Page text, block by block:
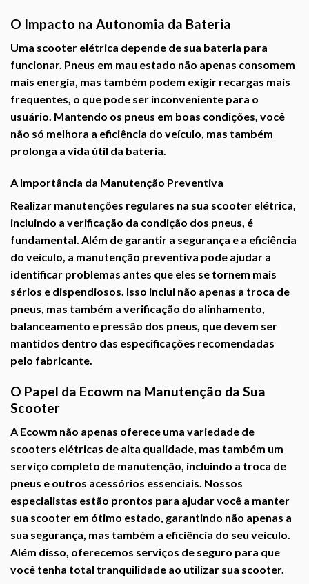
O Impacto na Autonomia da Bateria
Uma scooter elétrica depende de sua bateria para
funcionar. Pneus em mau estado não apenas consomem
mais energia, mas também podem exigir recargas mais
frequentes, o que pode ser inconveniente para o
usuário. Mantendo os pneus em boas condições, você
não só melhora a eficiência do veículo, mas também
prolonga a vida útil da bateria.
A Importância da Manutenção Preventiva
Realizar manutenções regulares na sua scooter elétrica,
incluindo a verificação da condição dos pneus, é
fundamental. Além de garantir a segurança e a eficiência
do veículo, a manutenção preventiva pode ajudar a
identificar problemas antes que eles se tornem mais
sérios e dispendiosos. Isso inclui não apenas a troca de
pneus, mas também a verificação do alinhamento,
balanceamento e pressão dos pneus, que devem ser
mantidos dentro das especificações recomendadas
pelo fabricante.
O Papel da Ecowm na Manutenção da Sua
Scooter
A Ecowm não apenas oferece uma variedade de
scooters elétricas de alta qualidade, mas também um
serviço completo de manutenção, incluindo a troca de
pneus e outros acessórios essenciais. Nossos
especialistas estão prontos para ajudar você a manter
sua scooter em ótimo estado, garantindo não apenas a
sua segurança, mas também a eficiência do seu veículo.
Além disso, oferecemos serviços de seguro para que
você tenha total tranquilidade ao utilizar sua scooter.